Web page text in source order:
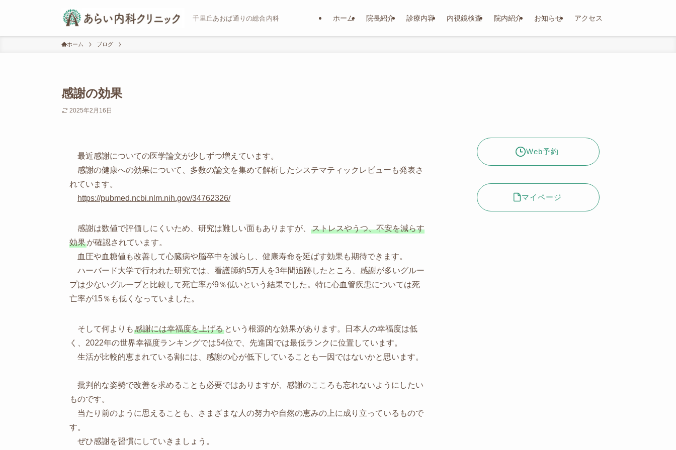
千里丘あおば通りの総合内科 ホーム 院長紹介 診療内容 内視鏡検査 院内紹介 お知らせ アクセス
ホーム ブログ
感謝の効果
2025年2月16日
最近感謝についての医学論文が少しずつ増えています。
感謝の健康への効果について、多数の論文を集めて解析したシステマティックレビューも発表さ
れています。
https://pubmed.ncbi.nlm.nih.gov/34762326/
感謝は数値で評価しにくいため、研究は難しい面もありますが、
ストレスやうつ、不安を減らす
効果が確認されています。
血圧や血糖値も改善して心臓病や脳卒中を減らし、健康寿命を延ばす効果も期待できます。
ハーバード大学で行われた研究では、看護師約5万人を3年間追跡したところ、感謝が多いグルー
プは少ないグループと比較して死亡率が9％低いという結果でした。特に心血管疾患については死
亡率が15％も低くなっていました。
そして何よりも 感謝には幸福度を上げる という根源的な効果があります。日本人の幸福度は低
く、2022年の世界幸福度ランキングでは54位で、先進国では最低ランクに位置しています。
生活が比較的恵まれている割には、感謝の心が低下していることも一因ではないかと思います。
批判的な姿勢で改善を求めることも必要ではありますが、感謝のこころも忘れないようにしたい
ものです。
当たり前のように思えることも、さまざまな人の努力や自然の恵みの上に成り立っているもので
す。
ぜひ感謝を習慣にしていきましょう。
Web予約
マイページ